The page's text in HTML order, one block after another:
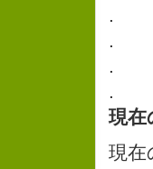
.
.
.
.
現在
現在